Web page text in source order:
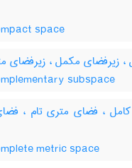
space
زیرفضای مکمل ، زیرفضای
subspace
، فضای متری تام ،
metric space